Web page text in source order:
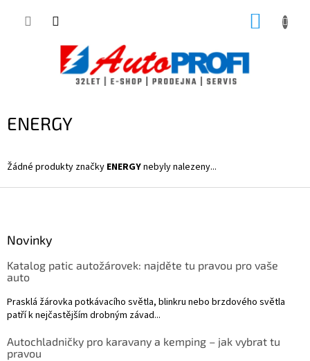
ENERGY
Žádné produkty značky ENERGYnebyly nalezeny...
Novinky
Katalog patic autožárovek: najděte tu pravou pro vaše
auto
Prasklá žárovka potkávacího světla, blinkru nebo brzdového světla
patří k nejčastějším drobným závad...
Autochladničky pro karavany a kemping – jak vybrat tu
pravou